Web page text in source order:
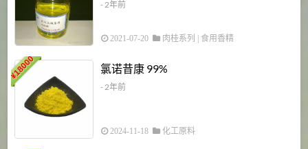
- 2年前
2021-07-20 肉桂系列 食用香精
¥
18000 氯诺昔康 99%
- 2年前
2024-11-18 化工原料